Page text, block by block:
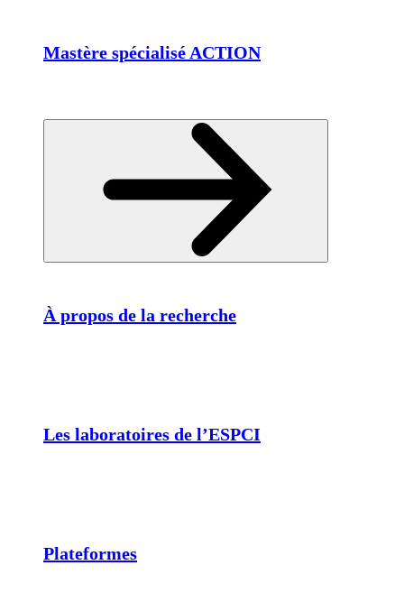
Mastère spécialisé ACTION
À propos de la recherche
Les laboratoires de l’ESPCI
Plateformes